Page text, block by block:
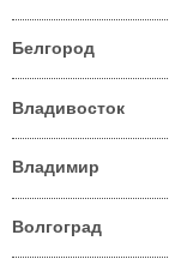
Белгород
Владивосток
Владимир
Волгоград